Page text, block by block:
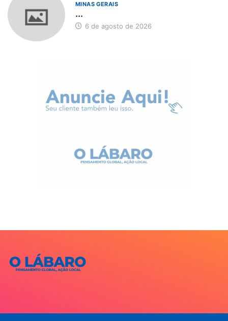
MINAS GERAIS
...
6 de agosto de 2026